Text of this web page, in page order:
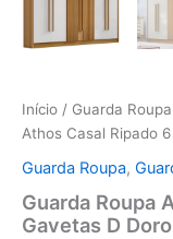
Início / Guarda Roupa
Athos Casal Ripado
Guarda Roupa,
Guarda Roupa
Gavetas D Doro